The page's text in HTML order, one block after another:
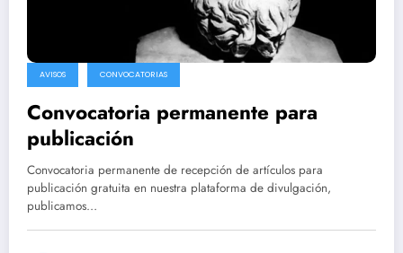
AVISOS CONVOCATORIAS
Convocatoria permanente para
publicación
Convocatoria permanente de recepción de artículos para
publicación gratuita en nuestra plataforma de divulgación,
publicamos…